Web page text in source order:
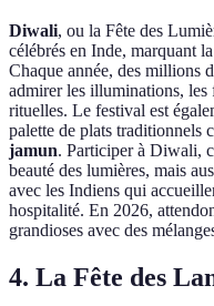
Diwali, ou la Fête des
célébrés en Inde, marquant
Chaque année, des millions
admirer les illuminations,
rituelles. Le festival est
palette de plats traditionnels
jamun. Participer à Diwali,
beauté des lumières, mais
avec les Indiens qui
hospitalité. En 2026,
grandioses avec des
4. La Fête des